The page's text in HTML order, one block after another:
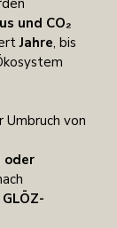
und CO₂
Jahre, bis
Umbruch von
oder